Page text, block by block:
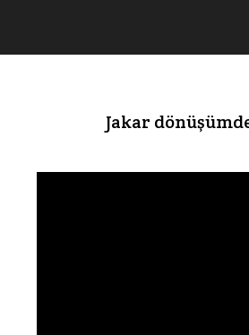
Jakar